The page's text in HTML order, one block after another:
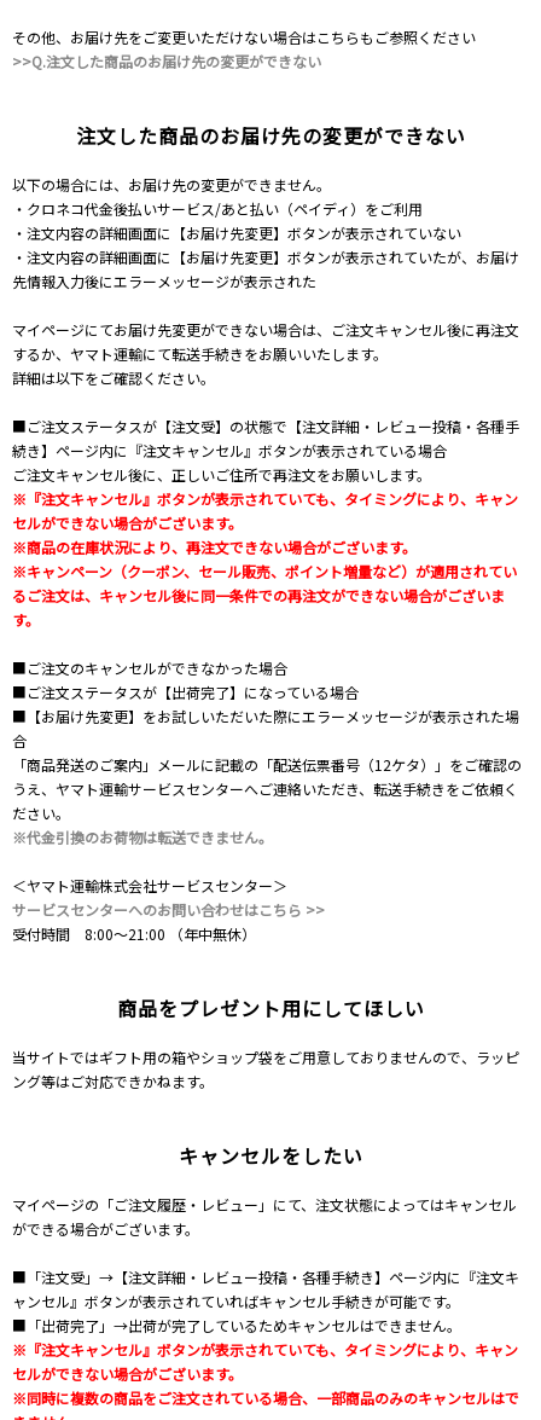
その他、お届け先をご変更いただけない場合はこちらもご参照ください
>>Q.注文した商品のお届け先の変更ができない
注文した商品のお届け先の変更ができない
以下の場合には、お届け先の変更ができません。
・クロネコ代金後払いサービス/あと払い（ペイディ）をご利用
・注文内容の詳細画面に【お届け先変更】ボタンが表示されていない
・注文内容の詳細画面に【お届け先変更】ボタンが表示されていたが、お届け
先情報入力後にエラーメッセージが表示された
マイページにてお届け先変更ができない場合は、ご注文キャンセル後に再注文
するか、ヤマト運輸にて転送手続きをお願いいたします。
詳細は以下をご確認ください。
■ご注文ステータスが【注文受】の状態で【注文詳細・レビュー投稿・各種手
続き】ページ内に『注文キャンセル』ボタンが表示されている場合
ご注文キャンセル後に、正しいご住所で再注文をお願いします。
※『注文キャンセル』ボタンが表示されていても、タイミングにより、キャン
セルができない場合がございます。
※商品の在庫状況により、再注文できない場合がございます。
※キャンペーン（クーポン、セール販売、ポイント増量など）が適用されてい
るご注文は、キャンセル後に同一条件での再注文ができない場合がございま
す。
■ご注文のキャンセルができなかった場合
■ご注文ステータスが【出荷完了】になっている場合
■【お届け先変更】をお試しいただいた際にエラーメッセージが表示された場
合
「商品発送のご案内」メールに記載の「配送伝票番号（12ケタ）」をご確認の
うえ、ヤマト運輸サービスセンターへご連絡いただき、転送手続きをご依頼く
ださい。
※代金引換のお荷物は転送できません。
＜ヤマト運輸株式会社サービスセンター＞
サービスセンターへのお問い合わせはこちら >>
受付時間 8:00～21:00 （年中無休）
商品をプレゼント用にしてほしい
当サイトではギフト用の箱やショップ袋をご用意しておりませんので、ラッピ
ング等はご対応できかねます。
キャンセルをしたい
マイページの「ご注文履歴・レビュー」にて、注文状態によってはキャンセル
ができる場合がございます。
■「注文受」→【注文詳細・レビュー投稿・各種手続き】ページ内に『注文キ
ャンセル』ボタンが表示されていればキャンセル手続きが可能です。
■「出荷完了」→出荷が完了しているためキャンセルはできません。
※『注文キャンセル』ボタンが表示されていても、タイミングにより、キャン
セルができない場合がございます。
※同時に複数の商品をご注文されている場合、一部商品のみのキャンセルはで